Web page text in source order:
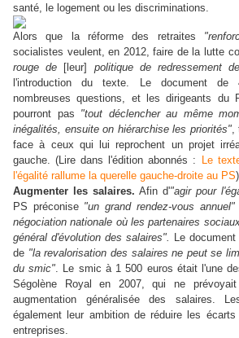
santé, le logement ou les discriminations.
Alors que la réforme des retraites
socialistes veulent, en 2012, faire de la lutte
rouge de [leur] politique de redressement
l'introduction du texte. Le document de
nombreuses questions, et les dirigeants du
pourront pas "tout déclencher au même
inégalités, ensuite on hiérarchise les priorités",
face à ceux qui lui reprochent un projet
gauche. (Lire dans l'édition abonnés :
Le
l'égalité rallume la querelle gauche-droite au PS
Augmenter les salaires. Afin d'"agir pour
PS préconise "un grand rendez-vous annuel"
négociation nationale où les partenaires
général d'évolution des salaires". Le
de "la revalorisation des salaires ne peut se
du smic". Le smic à 1 500 euros était l'une
Ségolène Royal en 2007, qui ne
augmentation généralisée des salaires.
également leur ambition de réduire les
entreprises.